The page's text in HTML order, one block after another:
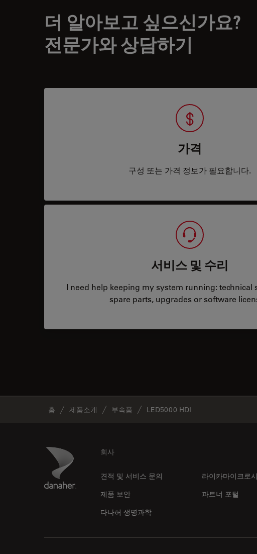
더 알아보고 싶으신가요?
전문가와 상담하기
가격
구성 또는 가격 정보가 필요합니다.
서비스 및 수리
I need help keeping my system running: technical
spare parts, upgrades or software
홈 제품소개 부속품 LED5000 HDI
Danaher Logo 회사
견적 및 서비스 문의
라이카마이크로
제품 보안
파트너 포털
다나허 생명과학